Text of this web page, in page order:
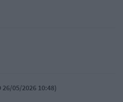
26/05/2026 10:48)